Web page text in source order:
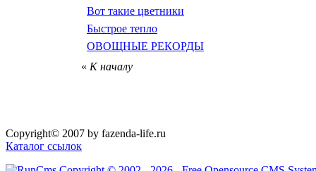
Вот такие цветники
Быстрое тепло
ОВОЩНЫЕ РЕКОРДЫ
« К началу
Copyright© 2007 by fazenda-life.ru
Каталог ссылок